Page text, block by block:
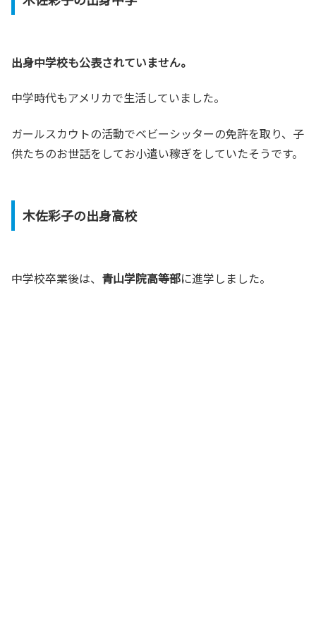
出身中学校も公表されていません。
中学時代もアメリカで生活していました。
ガールスカウトの活動でベビーシッターの免許を取り、子
供たちのお世話をしてお小遣い稼ぎをしていたそうです。
木佐彩子の出身高校
中学校卒業後は、 青山学院高等部に進学しました。